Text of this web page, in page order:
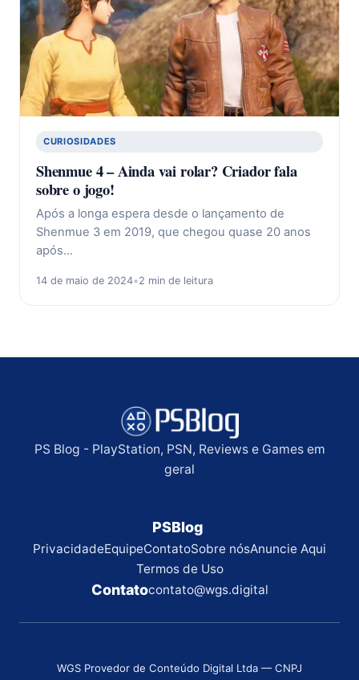
CURIOSIDADES
Shenmue 4 – Ainda vai rolar? Criador fala
sobre o jogo!
Após a longa espera desde o lançamento de
Shenmue 3 em 2019, que chegou quase 20 anos
após…
14 de maio de 2024•2 min de leitura
PS Blog - PlayStation, PSN, Reviews e Games em
geral
PSBlog
PrivacidadeEquipeContatoSobre nósAnuncie Aqui
Termos de Uso
Contatocontato@wgs.digital
WGS Provedor de Conteúdo Digital Ltda — CNPJ